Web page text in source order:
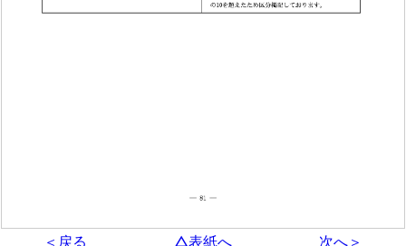
＜戻る △表紙へ 次へ＞